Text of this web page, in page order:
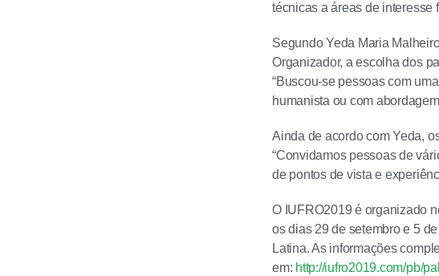
técnicas a áreas de interesse
Segundo Yeda Maria
Organizador, a escolha dos
“Buscou-se pessoas com
humanista ou com
Ainda de acordo com Yeda,
“Convidamos pessoas de
de pontos de vista e
O IUFRO2019 é organizado
os dias 29 de setembro e 5
Latina. As informações
em: http://iufro2019.com/pb/